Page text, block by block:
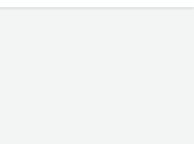
characters for results.